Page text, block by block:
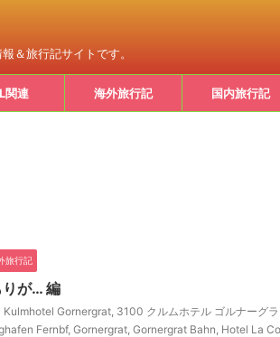
＆旅行記サイトです。
関連 海外旅行記 国内旅行記
旅行記
りが… 編
Kulmhotel Gornergrat, 3100 クルムホテル ゴルナーグラ
Fernbf, Gornergrat, Gornergrat Bahn, Hotel La